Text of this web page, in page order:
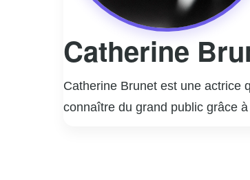
Catherine
Catherine Brunet est une actrice
connaître du grand public grâce
une militante active pour